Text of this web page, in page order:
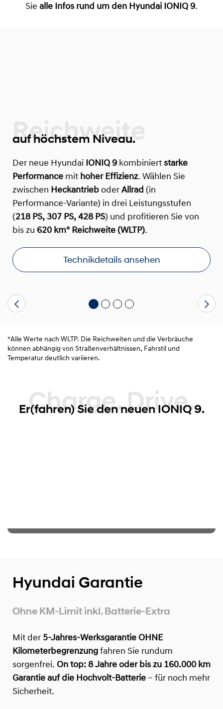
Sie alle Infos rund um den Hyundai IONIQ 9.
Reichweite
auf höchstem Niveau.
Der neue Hyundai IONIQ 9 kombiniert starke
Performance mit hoher Effizienz. Wählen Sie
zwischen Heckantrieb oder Allrad (in
Performance-Variante) in drei Leistungsstufen
(218 PS, 307 PS, 428 PS) und profitieren Sie von
bis zu 620 km° Reichweite (WLTP).
Technikdetails ansehen
°Alle Werte nach WLTP. Die Reichweiten und die Verbräuche
können abhängig von Straßenverhältnissen, Fahrstil und
Temperatur deutlich variieren.
Charge. Drive.
Er(fahren) Sie den neuen IONIQ 9.
Hyundai Garantie
Ohne KM-Limit inkl. Batterie-Extra
Mit der 5-Jahres-Werksgarantie OHNE
Kilometerbegrenzung fahren Sie rundum
sorgenfrei. On top: 8 Jahre oder bis zu 160.000 km
Garantie auf die Hochvolt-Batterie – für noch mehr
Sicherheit.